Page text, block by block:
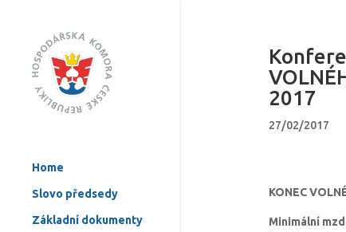
Home
Slovo předsedy
Základní dokumenty
2017
27/02/2017
KONEC
Minimální